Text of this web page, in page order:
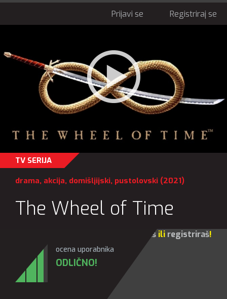
Prijavi se Registriraj se
TV SERIJA
drama, akcija, domišljijski, pustolovski (2021)
The Wheel of Time
prijaviš ili registriraš!
ocena uporabnika
ODLIČNO!